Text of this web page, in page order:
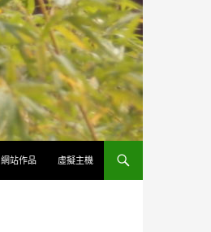
網站作品 虛擬主機